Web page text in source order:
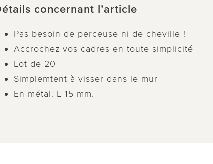
concernant l’article
Pas besoin de perceuse ni de cheville !
Accrochez vos cadres en toute simplicité
Lot de 20
Simplemtent à visser dans le mur
En métal. L 15 mm.